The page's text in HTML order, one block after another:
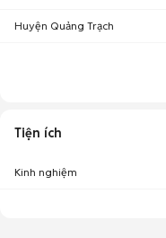
Huyện Quảng Trạch
Tiện ích
Kinh nghiệm